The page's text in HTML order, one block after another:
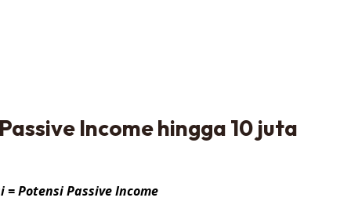
Income hingga 10 juta
= Potensi Passive Income